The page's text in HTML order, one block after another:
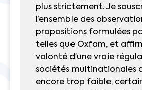
plus strictement. Je
l’ensemble des
propositions formulées
telles que Oxfam, et
volonté d’une vraie
sociétés multinationales
encore trop faible,